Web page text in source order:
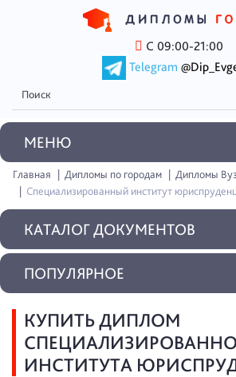
С 09:00-21:00
Telegram
MEНЮ
Главная Дипломы по городам
Дипломы
Специализированный институт
КАТАЛОГ ДОКУМЕНТОВ
КУПИТЬ ДИПЛОМ
ИНСТИТУТА
ПОПУЛЯРНОЕ